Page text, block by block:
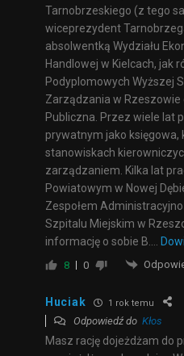
Tarnobrzeskiego (z tego
wiceprezydent
absolwentką Wydziału
Handlowej w Kielcach, jak
Podyplomowych Wyższej
Zarządzania w
Publiczna. Przez wiele lat
prywatnym jako księgowa,
stanowiskach
zarządzaniem. Kilka lat
Powiatowym w Nowej
Zespołem
Szpitalu Miejskim w
informację o sobie B.
8 0
Huciak 1 rok temu
Odpowiedź do Kłos
Masz rację dojeżdżam do